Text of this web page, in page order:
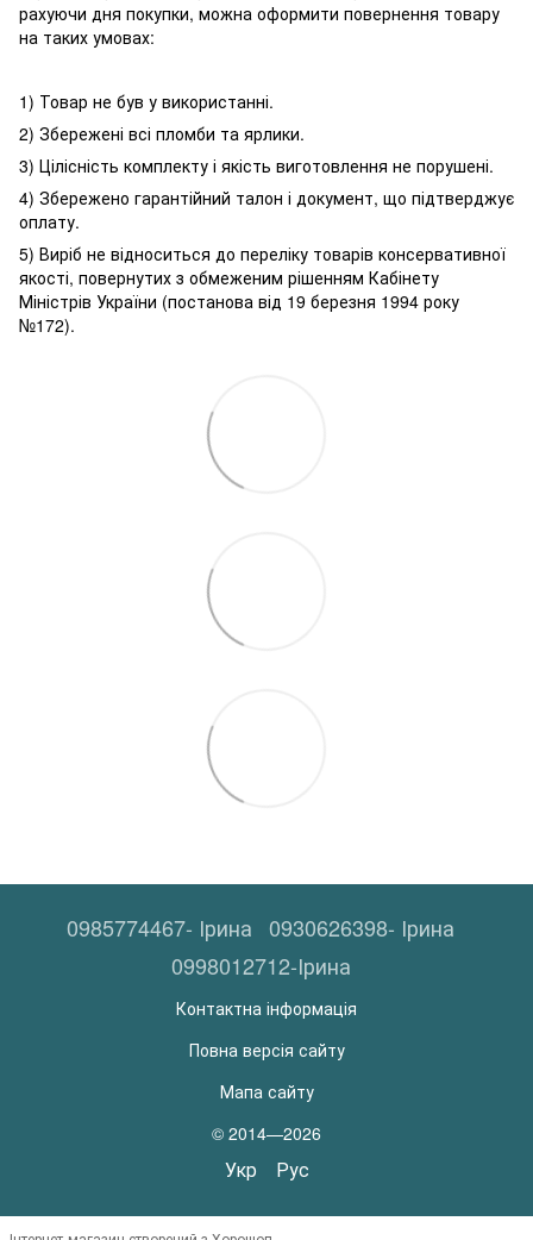
рахуючи дня покупки, можна оформити повернення товару
на таких умовах:
1) Товар не був у використанні.
2) Збережені всі пломби та ярлики.
3) Цілісність комплекту і якість виготовлення не порушені.
4) Збережено гарантійний талон і документ, що підтверджує
оплату.
5) Виріб не відноситься до переліку товарів консервативної
якості, повернутих з обмеженим рішенням Кабінету
Міністрів України (постанова від 19 березня 1994 року
№172).
0985774467- Ірина 0930626398- Ірина
0998012712-Ірина
Контактна інформація
Повна версія сайту
Мапа сайту
© 2014—2026
Укр Рус